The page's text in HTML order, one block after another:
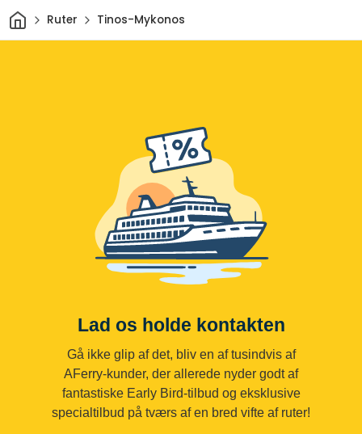
HjemRuter Tinos-Mykonos
Lad os holde kontakten
Gå ikke glip af det, bliv en af tusindvis af
AFerry-kunder, der allerede nyder godt af
fantastiske Early Bird-tilbud og eksklusive
specialtilbud på tværs af en bred vifte af ruter!